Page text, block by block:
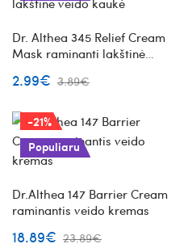
Dr. Althea 345 Relief Cream
Mask raminanti lakštinė
2.99€ 3.89€
-21%
Populiaru
Dr.Althea 147 Barrier Cream
raminantis veido kremas
18.89€ 23.89€